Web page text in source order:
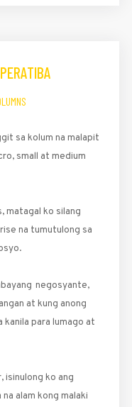
sa kolum na malapit
small at medium
matagal ko silang
na tumutulong sa
negosyante,
at kung anong
kanila para lumago at
isinulong ko ang
alam kong malaki